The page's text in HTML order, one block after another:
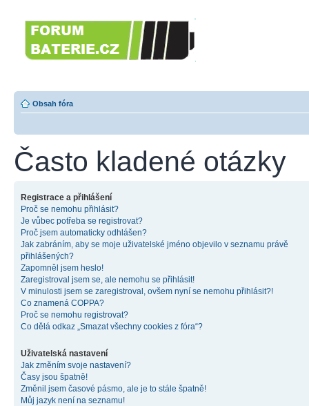
Obsah fóra
Často kladené otázky
Registrace a přihlášení
Proč se nemohu přihlásit?
Je vůbec potřeba se registrovat?
Proč jsem automaticky odhlášen?
Jak zabráním, aby se moje uživatelské jméno objevilo v seznamu právě
přihlášených?
Zapomněl jsem heslo!
Zaregistroval jsem se, ale nemohu se přihlásit!
V minulosti jsem se zaregistroval, ovšem nyní se nemohu přihlásit?!
Co znamená COPPA?
Proč se nemohu registrovat?
Co dělá odkaz „Smazat všechny cookies z fóra“?
Uživatelská nastavení
Jak změním svoje nastavení?
Časy jsou špatně!
Změnil jsem časové pásmo, ale je to stále špatně!
Můj jazyk není na seznamu!